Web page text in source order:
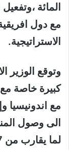
المائة
مع دول
الاستراتيجية.
وتوقع الوزير
كبيرة خاصة مع
مع اندونيسيا
الى وصول